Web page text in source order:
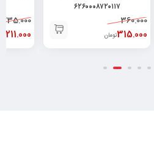
۶۲۶۰۰۰۸۷۲۰۱۱۷
360.000
315.000تومان
235.000
211.000